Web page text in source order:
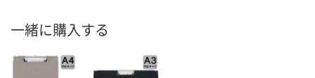
一緒に購入する